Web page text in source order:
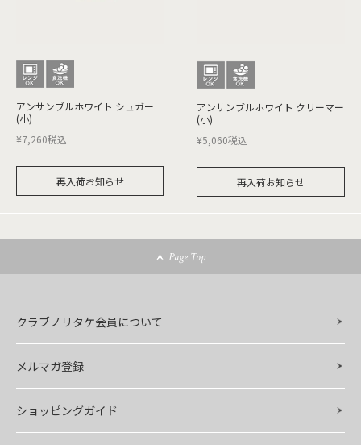
アンサンブルホワイト シュガー
(小)
¥7,260税込
再入荷お知らせ
アンサンブルホワイト クリーマー
(小)
¥5,060税込
再入荷お知らせ
Page Top
クラブノリタケ会員について
メルマガ登録
ショッピングガイド